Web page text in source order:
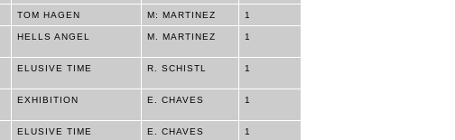
TOM HAGEN M: MARTINEZ 1
HELLS ANGEL M. MARTINEZ 1
ELUSIVE TIME R. SCHISTL 1
EXHIBITION E. CHAVES 1
ELUSIVE TIME E. CHAVES 1